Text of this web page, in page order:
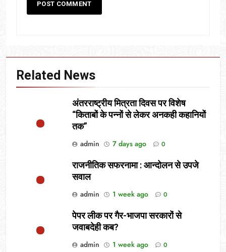
Related News
अंतरराष्ट्रीय मित्रता दिवस पर विशेष
“किताबों के पन्नों से लेकर अनकही कहानियों
तक”
admin
7 days ago 0
राजनीतिक सफरनामा : आन्दोलन से उपजे
सवाल
admin
1 week ago 0
पेपर लीक पर गैर-भाजपा सरकारों से
जवाबदेही कब?
admin
1 week ago 0